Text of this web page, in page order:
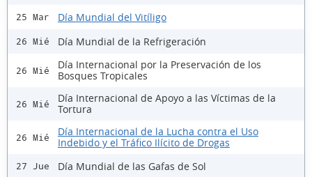
25 Mar Día Mundial del Vitíligo
26 Mié Día Mundial de la Refrigeración
26 Mié
Día Internacional por la Preservación de los
Bosques Tropicales
26 Mié
Día Internacional de Apoyo a las Víctimas de la
Tortura
26 Mié
Día Internacional de la Lucha contra el Uso
Indebido y el Tráfico Ilícito de Drogas
27 Jue Día Mundial de las Gafas de Sol